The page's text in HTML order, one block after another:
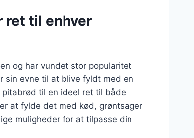
ret til enhver
og har vundet stor popularitet
sin evne til at blive fyldt med en
til en ideel ret til både
at fylde det med kød, grøntsager
muligheder for at tilpasse din